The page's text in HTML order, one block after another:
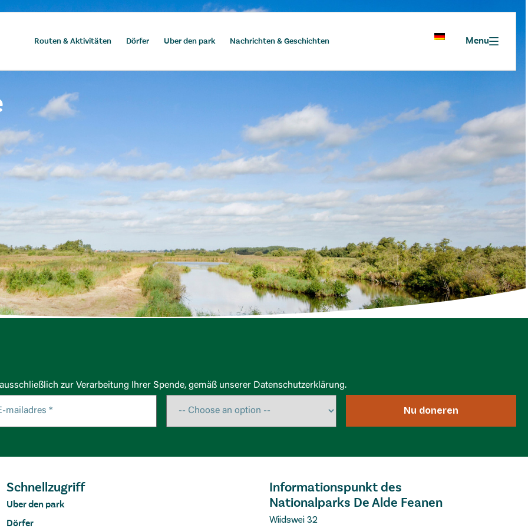
Routen & Aktivitäten Dörfer Uber den park Nachrichten & Geschichten Menu
zur Verarbeitung Ihrer Spende, gemäß unserer Datenschutzerklärung.
Nu doneren
Schnellzugriff
Uber den park
Dörfer
Informationspunkt des
Nationalparks De Alde Feanen
Wiidswei 32